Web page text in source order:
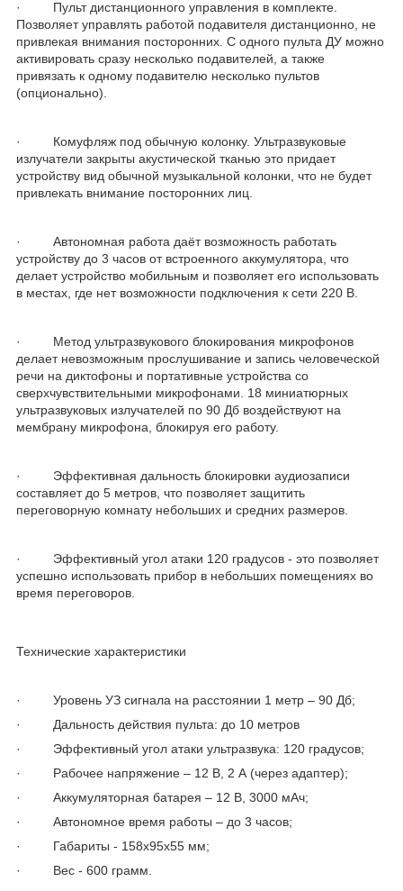
· Пульт дистанционного управления в комплекте.
Позволяет управлять работой подавителя дистанционно, не
привлекая внимания посторонних. С одного пульта ДУ можно
активировать сразу несколько подавителей, а также
привязать к одному подавителю несколько пультов
(опционально).
· Комуфляж под обычную колонку. Ультразвуковые
излучатели закрыты акустической тканью это придает
устройству вид обычной музыкальной колонки, что не будет
привлекать внимание посторонних лиц.
· Автономная работа даёт возможность работать
устройству до 3 часов от встроенного аккумулятора, что
делает устройство мобильным и позволяет его использовать
в местах, где нет возможности подключения к сети 220 В.
· Метод ультразвукового блокирования микрофонов
делает невозможным прослушивание и запись человеческой
речи на диктофоны и портативные устройства со
сверхчувствительными микрофонами. 18 миниатюрных
ультразвуковых излучателей по 90 Дб воздействуют на
мембрану микрофона, блокируя его работу.
· Эффективная дальность блокировки аудиозаписи
составляет до 5 метров, что позволяет защитить
переговорную комнату небольших и средних размеров.
· Эффективный угол атаки 120 градусов - это позволяет
успешно использовать прибор в небольших помещениях во
время переговоров.
Технические характеристики
· Уровень УЗ сигнала на расстоянии 1 метр – 90 Дб;
· Дальность действия пульта: до 10 метров
· Эффективный угол атаки ультразвука: 120 градусов;
· Рабочее напряжение – 12 В, 2 А (через адаптер);
· Аккумуляторная батарея – 12 В, 3000 мАч;
· Автономное время работы – до 3 часов;
· Габариты - 158х95х55 мм;
· Вес - 600 грамм.